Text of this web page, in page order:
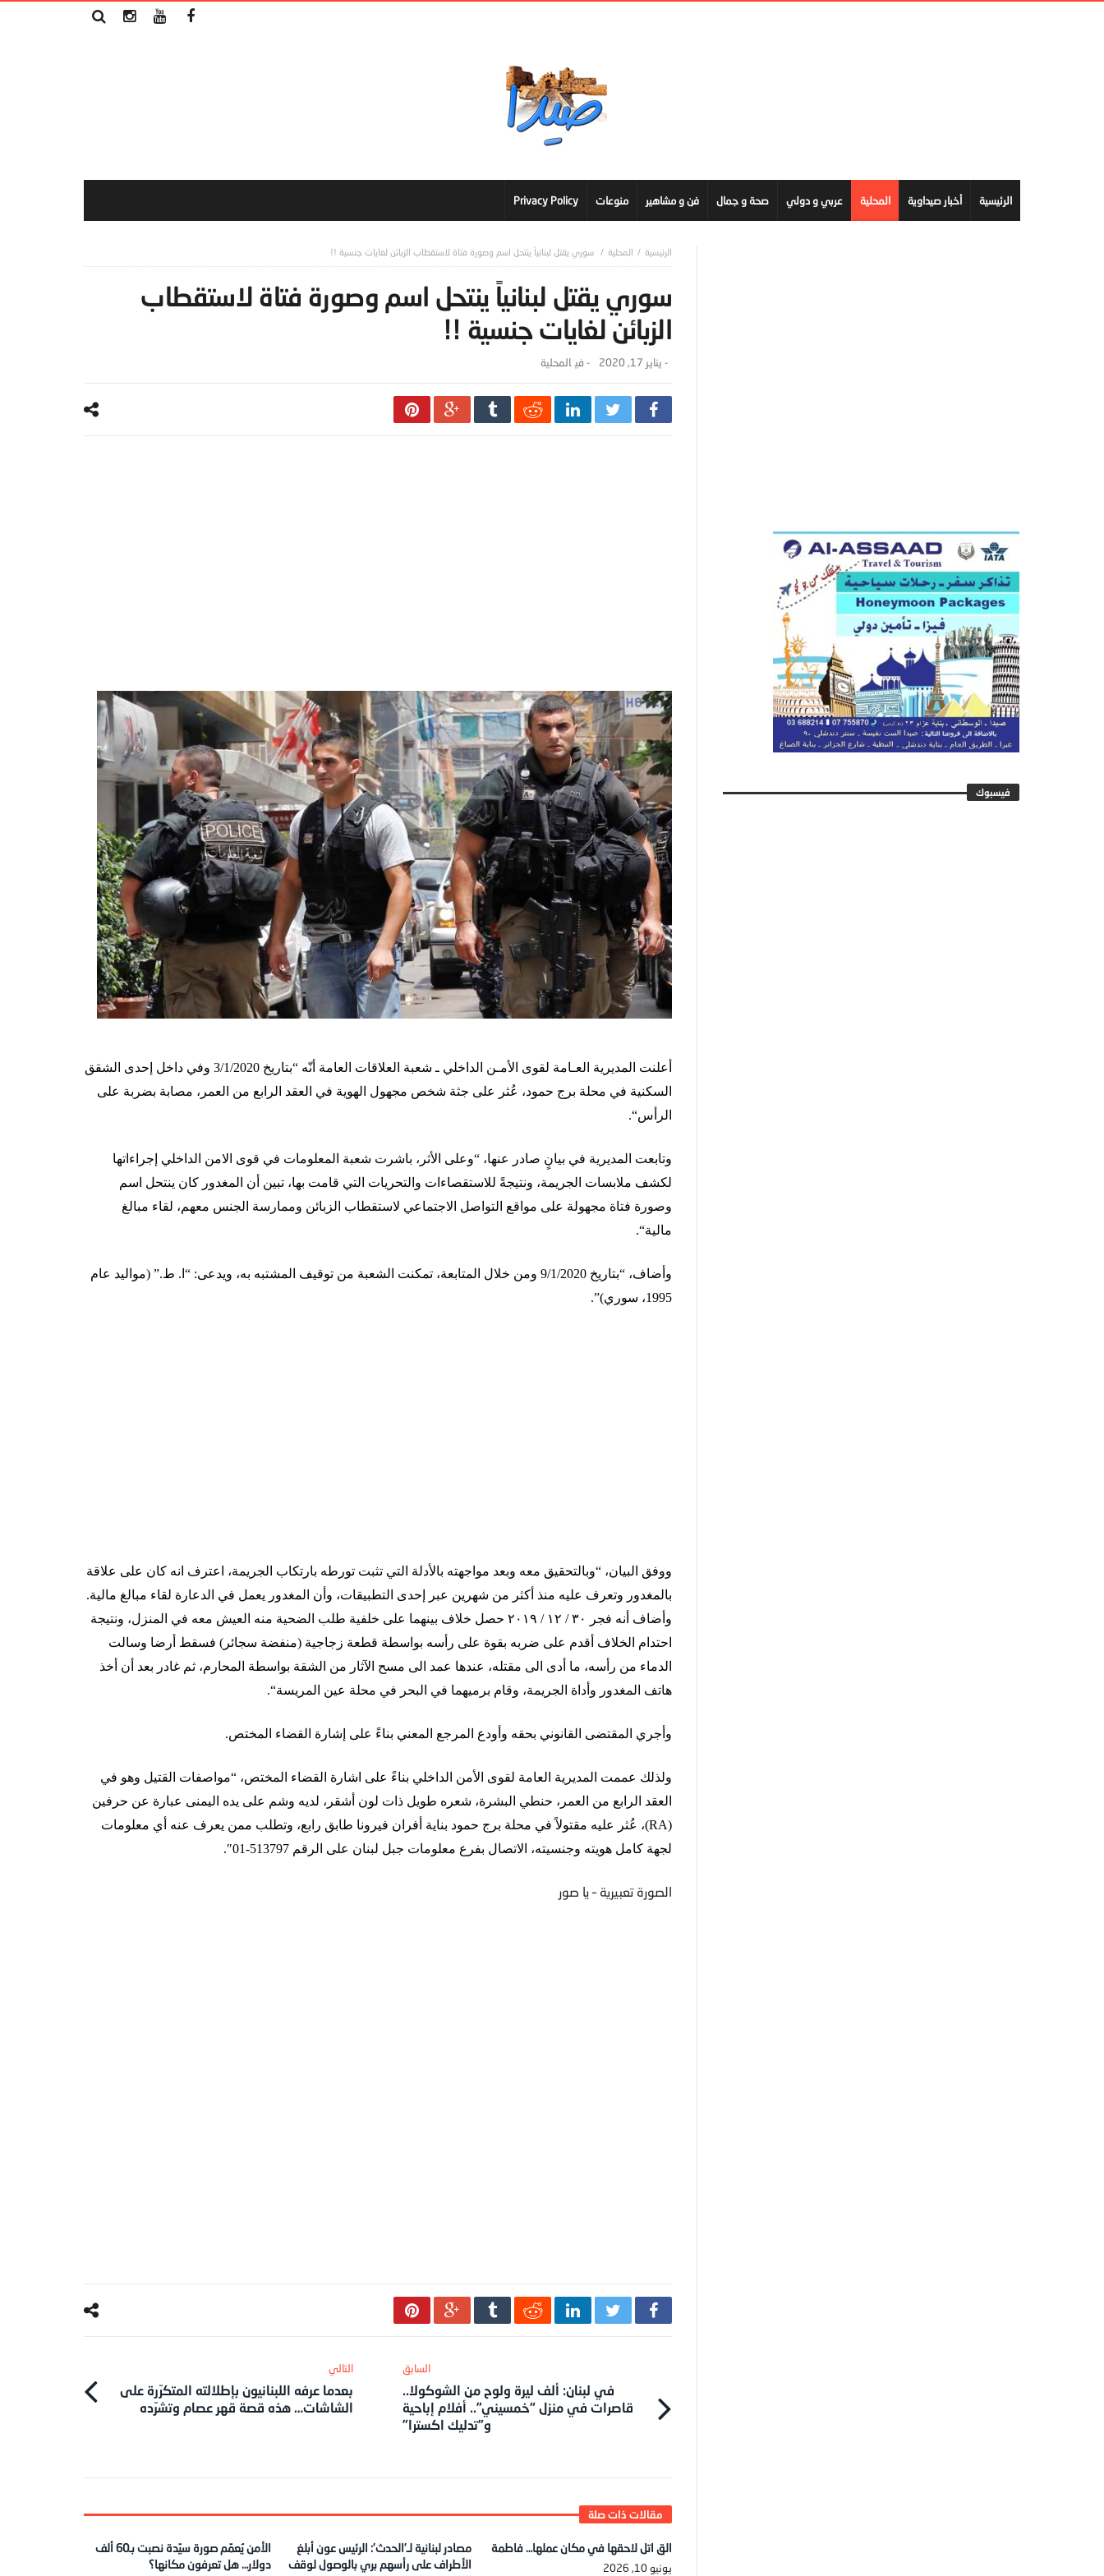
الرئيسية أخبار صيداوية المحلية عربي و دولي صحة و جمال فن و مشاهير منوعات Privacy Policy
المحلية سوري يقتل لبنانياً ينتحل اسم وصورة فتاة لاستقطاب الزبائن لغايات جنسية !!
سوري يقتل لبنانياً ينتحل اسم وصورة فتاة لاستقطاب
الزبائن لغايات جنسية !!
- يناير 17, 2020 - ‎في المحلية
أعلنت المديرية العـامة لقوى الأمـن الداخلي ـ شعبة العلاقات العامة أنّه “بتاريخ وفي داخل إحدى الشقق
السكنية في محلة برج حمود، عُثر على جثة شخص مجهول الهوية في العقد الرابع من العمر، مصابة بضربة على
الرأس“.
وتابعت المديرية في بيانٍ صادر عنها، “وعلى الأثر، باشرت شعبة المعلومات في قوى الامن الداخلي إجراءاتها
لكشف ملابسات الجريمة، ونتيجةً للاستقصاءات والتحريات التي قامت بها، تبين أن المغدور كان ينتحل اسم
وصورة فتاة مجهولة على مواقع التواصل الاجتماعي لاستقطاب الزبائن وممارسة الجنس معهم، لقاء مبالغ
مالية“.
وأضاف، “بتاريخ ومن خلال المتابعة، تمكنت الشعبة من توقيف المشتبه به، ويدعى: “
. ط.” (مواليد عام
1995، سوري)”.
ووفق البيان، “وبالتحقيق معه وبعد مواجهته بالأدلة التي تثبت تورطه بارتكاب الجريمة، اعترف انه كان على علاقة
بالمغدور وتعرف عليه منذ أكثر من شهرين عبر إحدى التطبيقات، وأن المغدور يعمل في الدعارة لقاء مبالغ مالية.
وأضاف أنه فجر ۳۰/ ۱۲ / ۲۰۱۹ حصل خلاف بينهما على خلفية طلب الضحية منه العيش معه في المنزل، ونتيجة
احتدام الخلاف أقدم على ضربه بقوة على رأسه بواسطة قطعة زجاجية (منفضة سجائر ) فسقط أرضا وسالت
الدماء من رأسه، ما أدى الى مقتله، عندها عمد الى مسح الآثار من الشقة بواسطة المحارم، ثم غادر بعد أن أخذ
هاتف المغدور وأداة الجريمة، وقام برميهما في البحر في محلة عين المريسة“.
وأجري المقتضى القانوني بحقه وأودع المرجع المعني بناءً على إشارة القضاء المختص.
ولذلك عممت المديرية العامة لقوى الأمن الداخلي بناءً على اشارة القضاء المختص، “مواصفات القتيل وهو في
العقد الرابع من العمر، حنطي البشرة، شعره طويل ذات لون أشقر، لديه وشم على يده اليمنى عبارة عن حرفين
(RA)
، عُثر عليه مقتولاً في محلة برج حمود بناية أفران فيرونا طابق رابع، وتطلب ممن يعرف عنه أي معلومات
لجهة كامل هويته وجنسيته، الاتصال بفرع معلومات جبل لبنان على الرقم
الصورة تعبيرية – يا صور
في لبنان: ألف ليرة ولوح من الشوكولا..
قاصرات في منزل “خمسيني”.. أفلام إباحية
و”تدليك اكسترا”
بعدما عرفه اللبنانيون بإطلالته المتكرّرة على
الشاشات… هذه قصة قهر عصام وتشرّده
الق اتل لاحقها في مكان عملها… فاطمة
يونيو 10, 2026
مصادر لبنانية لـ’الحدث’: الرئيس عون أبلغ
الأطراف على رأسهم بري بالوصول لوقف
الأمن يُعمّم صورة سيّدة نصبت بـ60 ألف
دولار… هل تعرفون مكانها؟
فيسبوك